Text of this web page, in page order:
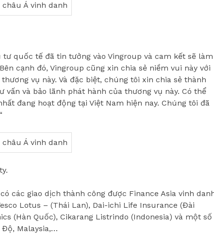
quốc tế đã tin tưởng vào Vingroup và cam kết sẽ làm
cạnh đó, Vingroup cũng xin chia sẻ niềm vui này với
vụ này. Và đặc biệt, chúng tôi xin chia sẻ thành
và bảo lãnh phát hành của thương vụ này. Có thể
đang hoạt động tại Việt Nam hiện nay. Chúng tôi đã
các giao dịch thành công được Finance Asia vinh
Lotus – (Thái Lan), Dai-ichi Life Insurance (Đài
(Hàn Quốc), Cikarang Listrindo (Indonesia) và một số
Độ, Malaysia,…